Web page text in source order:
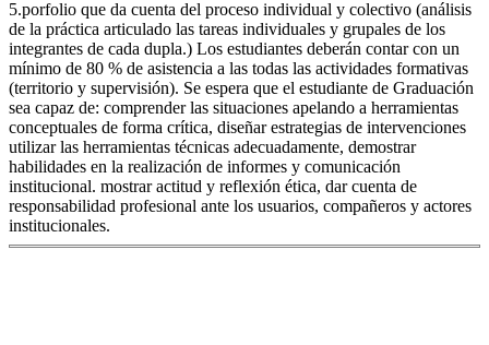
5.porfolio que da cuenta del proceso individual y colectivo (análisis
de la práctica articulado las tareas individuales y grupales de los
integrantes de cada dupla.) Los estudiantes deberán contar con un
mínimo de 80 % de asistencia a las todas las actividades formativas
(territorio y supervisión). Se espera que el estudiante de Graduación
sea capaz de: comprender las situaciones apelando a herramientas
conceptuales de forma crítica, diseñar estrategias de intervenciones
utilizar las herramientas técnicas adecuadamente, demostrar
habilidades en la realización de informes y comunicación
institucional. mostrar actitud y reflexión ética, dar cuenta de
responsabilidad profesional ante los usuarios, compañeros y actores
institucionales.